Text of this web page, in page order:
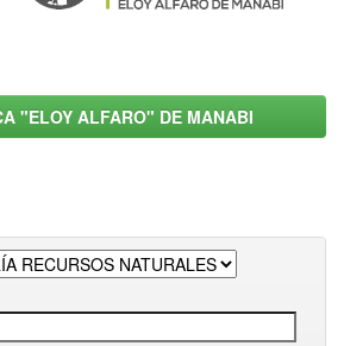
"ELOY ALFARO" DE MANABI